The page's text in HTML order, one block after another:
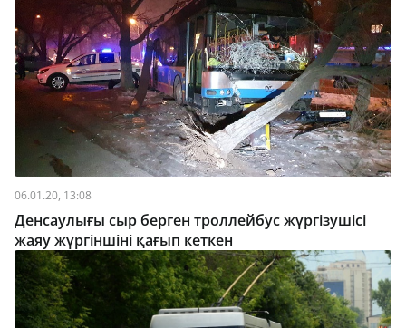
06.01.20, 13:08
Денсаулығы сыр берген троллейбус жүргізушісі
жаяу жүргіншіні қағып кеткен